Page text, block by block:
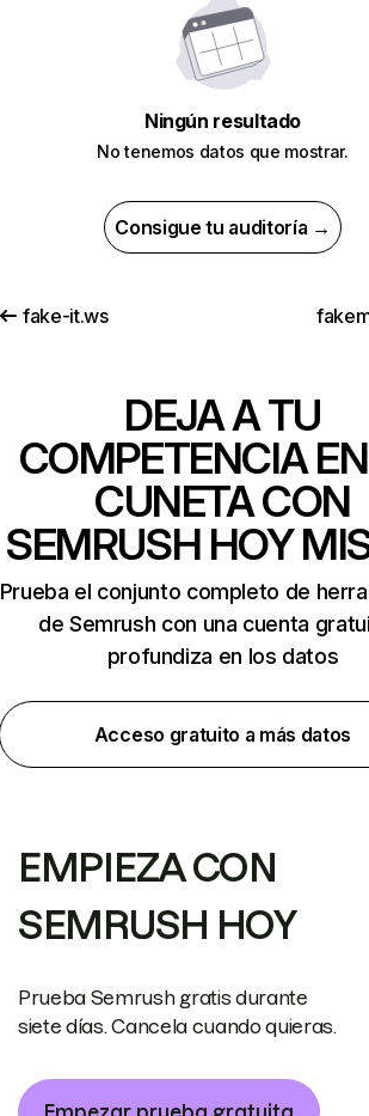
Ningún resultado
No tenemos datos que mostrar.
Consigue tu auditoría →
fake-it.ws
DEJA A TU
COMPETENCIA
CUNETA CON
SEMRUSH HOY
Prueba el conjunto completo de
de Semrush con una cuenta
profundiza en los datos
Acceso gratuito a más datos
EMPIEZA CON
SEMRUSH HOY
Prueba Semrush gratis durante
siete días. Cancela cuando quieras.